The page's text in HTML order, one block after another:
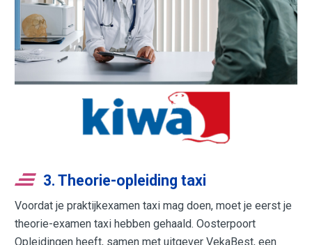
3. Theorie-opleiding taxi
Voordat je praktijkexamen taxi mag doen, moet je eerst je
theorie-examen taxi hebben gehaald. Oosterpoort
Opleidingen heeft, samen met uitgever VekaBest, een